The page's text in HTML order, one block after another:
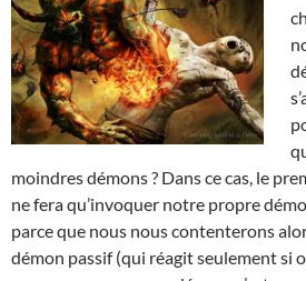
moindres démons ? Dans ce cas, le
ne fera qu’invoquer notre propre
parce que nous nous contenterons
démon passif (qui réagit seulement si